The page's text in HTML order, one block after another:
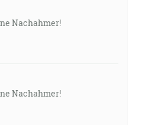
Nachahmer!
Nachahmer!